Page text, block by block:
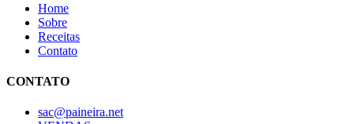
Home
Sobre
Receitas
Contato
CONTATO
sac@paineira.net